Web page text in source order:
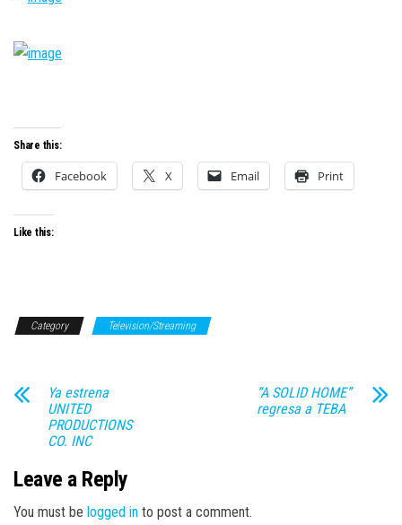
Share this:
Facebook X Email Print
Like this:
Category Television/Streaming
Ya estrena
UNITED
PRODUCTIONS
CO. INC
“A SOLID HOME”
regresa a TEBA
Leave a Reply
You must be logged in to post a comment.